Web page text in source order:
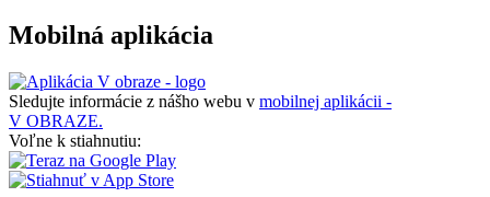
Mobilná aplikácia
Sledujte informácie z nášho webu v mobilnej aplikácii -
V OBRAZE.
Voľne k stiahnutiu: